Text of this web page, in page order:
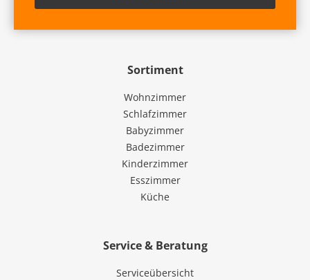
Sortiment
Wohnzimmer
Schlafzimmer
Babyzimmer
Badezimmer
Kinderzimmer
Esszimmer
Küche
Service & Beratung
Serviceübersicht